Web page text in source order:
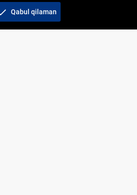
himoyalangan
Qabul qilaman